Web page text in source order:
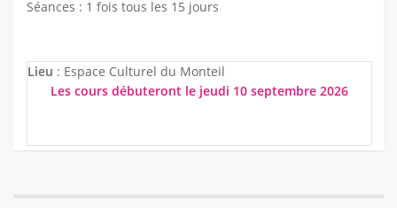
Séances : 1 fois tous les 15 jours
Lieu : Espace Culturel du Monteil
Les cours débuteront le jeudi 10 septembre 2026